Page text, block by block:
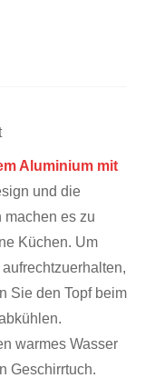
Aluminium mit
und die
machen es zu
Küchen. Um
Sie den Topf beim
warmes Wasser
Geschirrtuch.